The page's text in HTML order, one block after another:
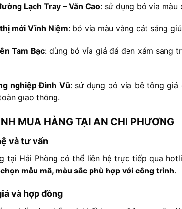
Lạch Tray – Văn Cao: sử dụng bó vỉa màu
thị mới Vĩnh Niệm: bó vỉa màu vàng cát sáng
Tam Bạc: dùng bóvỉa giảđáđen xám sang
nghiệpĐình Vũ: sửdụng bóvỉa bê tônggiả
giao thông.
MUA HÀNG TẠI AN CHI PHƯƠNG
vàtưvấn
tại Hải Phòngcóthể liên hệ trực tiếp qua
chọn mẫu mã, màu sắc phù hợp với công trình.
và hợpđồng